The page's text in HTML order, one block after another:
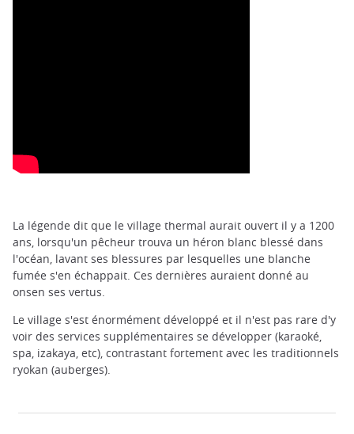
La légende dit que le village thermal aurait ouvert il y a 1200
ans, lorsqu'un pêcheur trouva un héron blanc blessé dans
l'océan, lavant ses blessures par lesquelles une blanche
fumée s'en échappait. Ces dernières auraient donné au
onsen ses vertus.
Le village s'est énormément développé et il n'est pas rare d'y
voir des services supplémentaires se développer (karaoké,
spa, izakaya, etc), contrastant fortement avec les traditionnels
ryokan (auberges).